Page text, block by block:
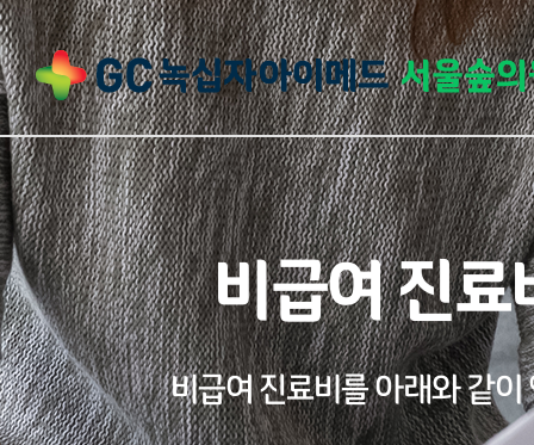
비급여 진료
비급여 진료비를 아래와 같